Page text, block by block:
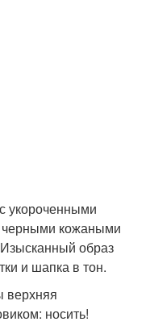
укороченными
черными кожаными
образ
и шапка в тон.